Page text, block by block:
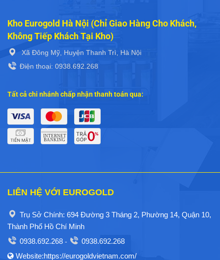
Kho Eurogold Hà Nội (Chỉ Giao Hàng Cho Khách,
Không Tiếp Khách Tại Kho)
Xã Đông Mỹ, Huyện Thanh Trì, Hà Nội
Điện thoại: 0938.692.268
Tất cả chi nhánh chấp nhận thanh toán qua:
LIÊN HỆ VỚI EUROGOLD
Trụ Sở Chính: 694 Đường 3 Tháng 2, Phường 14, Quận 10,
Thành Phố Hồ Chí Minh
0938.692.268 -
0938.692.268
Website:https://eurogoldvietnam.com/